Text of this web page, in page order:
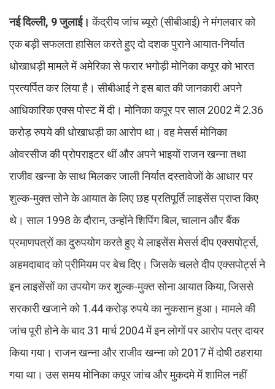
नई दिल्ली, 9 जुलाई। केंद्रीय जांच ब्यूरो (सीबीआई) ने मंगलवार को
एक बड़ी सफलता हासिल करते हुए दो दशक पुराने आयात-निर्यात
धोखाधड़ी मामले में अमेरिका से फरार भगोड़ी मोनिका कपूर को भारत
प्रत्यर्पित कर लिया है। सीबीआई ने इस बात की जानकारी अपने
आधिकारिक एक्स पोस्ट में दी। मोनिका कपूर पर साल 2002 में 2.36
करोड़ रुपये की धोखाधड़ी का आरोप था। वह मेसर्स मोनिका
ओवरसीज की प्रोपराइटर थीं और अपने भाइयों राजन खन्ना तथा
राजीव खन्ना के साथ मिलकर जाली निर्यात दस्तावेजों के आधार पर
शुल्क-मुक्त सोने के आयात के लिए छह प्रतिपूर्ति लाइसेंस प्राप्त किए
थे। साल 1998 के दौरान, उन्होंने शिपिंग बिल, चालान और बैंक
प्रमाणपत्रों का दुरुपयोग करते हुए ये लाइसेंस मेसर्स दीप एक्सपोर्ट्स,
अहमदाबाद को प्रीमियम पर बेच दिए। जिसके चलते दीप एक्सपोर्ट्स ने
इन लाइसेंसों का उपयोग कर शुल्क-मुक्त सोना आयात किया, जिससे
सरकारी खजाने को 1.44 करोड़ रुपये का नुकसान हुआ। मामले की
जांच पूरी होने के बाद 31 मार्च 2004 में इन लोगों पर आरोप पत्र दायर
किया गया। राजन खन्ना और राजीव खन्ना को 2017 में दोषी ठहराया
गया था। उस समय मोनिका कपूर जांच और मुकदमे में शामिल नहीं